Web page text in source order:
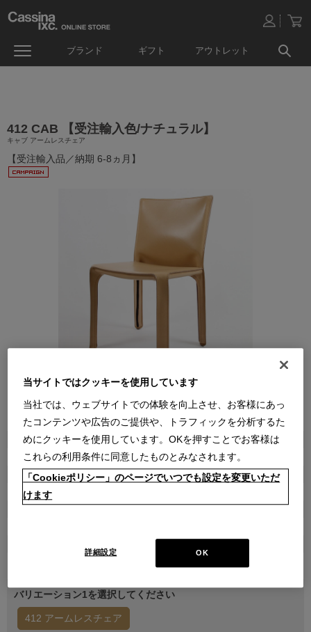
ブランド ギフト アウトレット
412 CAB 【受注輸入色/ナチュラル】
キャブ アームレスチェア
【受注輸入品／納期 6-8ヵ月】
●
商品属性
家具
品番
1CAG102000200000001C
販売価格
バリエーション1を選択してください
412 アームレスチェア
当サイトではクッキーを使用しています
当社では、ウェブサイトでの体験を向上させ、お客様にあっ
たコンテンツや広告のご提供や、トラフィックを分析するた
めにクッキーを使用しています。OKを押すことでお客様は
これらの利用条件に同意したものとみなされます。
「Cookieポリシー」のページでいつでも設定を変更いただ
けます
OK
詳細設定